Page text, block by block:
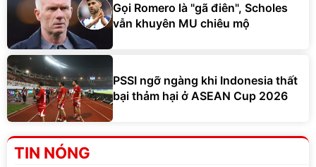
Gọi Romero là "gã điên", Scholes
vẫn khuyên MU chiêu mộ
PSSI ngỡ ngàng khi Indonesia thất
bại thảm hại ở ASEAN Cup 2026
TIN NÓNG